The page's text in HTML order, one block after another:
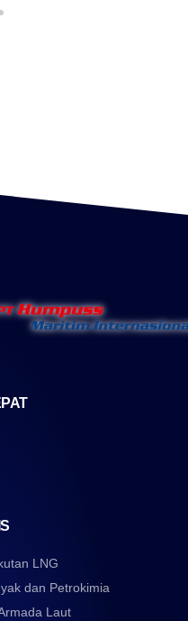
LNG
dan Petrokimia
Laut